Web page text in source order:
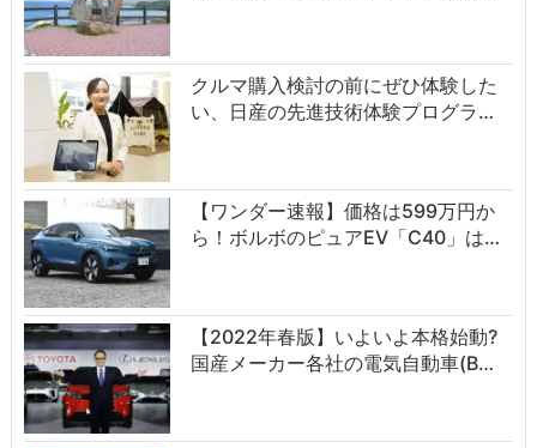
クルマ購入検討の前にぜひ体験した
い、日産の先進技術体験プログラ…
【ワンダー速報】価格は599万円か
ら！ボルボのピュアEV「C40」は…
【2022年春版】いよいよ本格始動?
国産メーカー各社の電気自動車(B…